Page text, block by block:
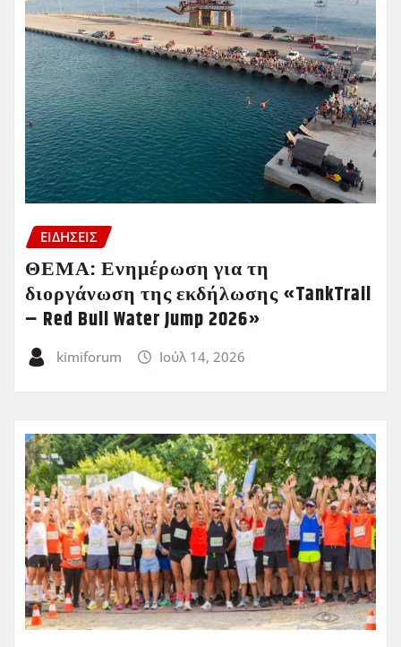
ΕΙΔΗΣΕΙΣ
ΘΕΜΑ: Ενημέρωση για τη
διοργάνωση της εκδήλωσης «TankTrail
– Red Bull Water Jump 2026»
kimiforum Ιούλ 14, 2026